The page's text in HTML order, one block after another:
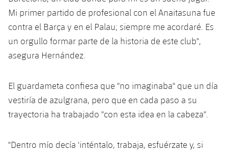
Mi primer partido de profesional con el Anaitasuna fue
contra el Barça y en el Palau; siempre me acordaré. Es
un orgullo formar parte de la historia de este club",
asegura Hernández.
El guardameta confiesa que "no imaginaba" que un día
vestiría de azulgrana, pero que en cada paso a su
trayectoria ha trabajado "con esta idea en la cabeza".
"Dentro mío decía 'inténtalo, trabaja, esfuérzate y, si